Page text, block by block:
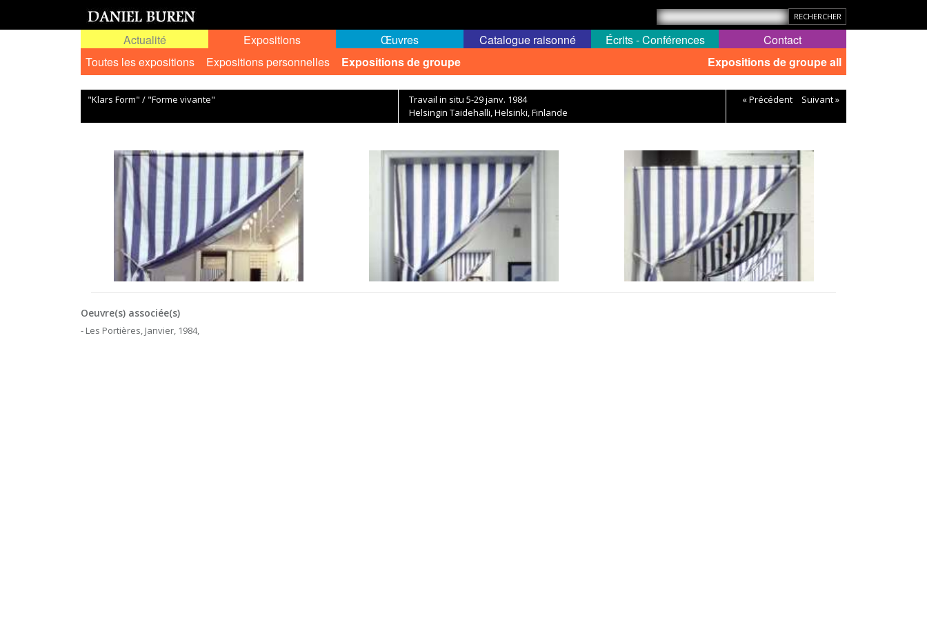
Actualité
Expositions
Toutes les expositions
Expositions personnelles Expositions de groupe Expositions de groupe all
Œuvres Catalogue raisonné Écrits - Conférences Contact
"Klars Form" / "Forme vivante"
Travail in situ 5-29 janv. 1984
Helsingin Taidehalli, Helsinki, Finlande
« Précédent Suivant »
Oeuvre(s) associée(s)
- Les Portières, Janvier, 1984,